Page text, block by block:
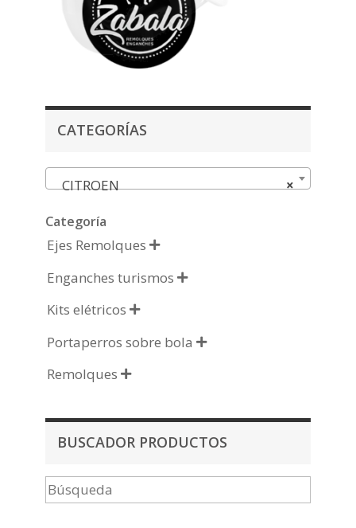
CATEGORÍAS
×
CITROEN
Categoría
Ejes Remolques 
Enganches turismos 
Kits elétricos 
Portaperros sobre bola 
Remolques 
BUSCADOR PRODUCTOS